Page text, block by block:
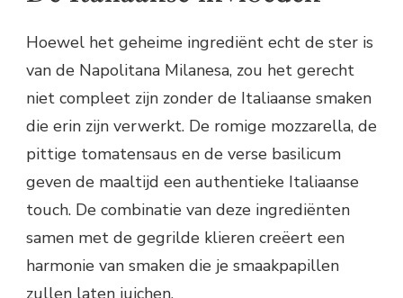
Hoewel het geheime ingrediënt echt de ster is
van de Napolitana Milanesa, zou het gerecht
niet compleet zijn zonder de Italiaanse smaken
die erin zijn verwerkt. De romige mozzarella, de
pittige tomatensaus en de verse basilicum
geven de maaltijd een authentieke Italiaanse
touch. De combinatie van deze ingrediënten
samen met de gegrilde klieren creëert een
harmonie van smaken die je smaakpapillen